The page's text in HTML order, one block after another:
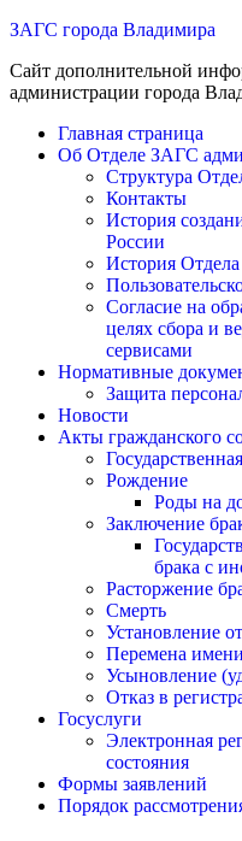
Перейти
содержимому
ЗАГС города Владимира
Сайт дополнительной
администрации города
Главная страница
Об Отделе ЗАГС
Структура
Контакты
История
России
История
Согласие на
целях сбора и
сервисами
Нормативные
Защита
Новости
Акты гражданского
Рождение
Роды на
Заключение
брака с
Расторжение
Смерть
Установление
Перемена имени
Усыновление
Отказ в
Госуслуги
Электронная
состояния
Формы заявлений
Порядок